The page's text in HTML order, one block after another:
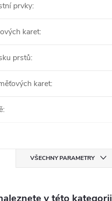
prvky:
karet:
prstů:
karet:
:
VŠECHNY PARAMETRY
v této kategorii